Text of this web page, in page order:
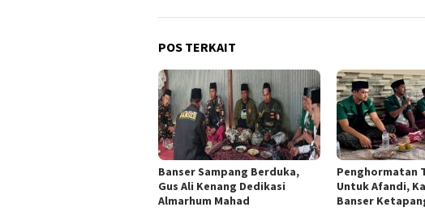
POS TERKAIT
Banser Sampang Berduka,
Gus Ali Kenang Dedikasi
Almarhum Mahad
Penghormatan
Untuk Afandi,
Banser